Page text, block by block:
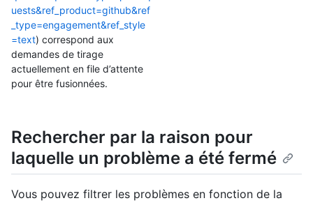
uests&ref_product=github&ref
_type=engagement&ref_style
=text) correspond aux
demandes de tirage
actuellement en file d’attente
pour être fusionnées.
Rechercher par la raison pour
laquelle un problème a été fermé
Vous pouvez filtrer les problèmes en fonction de la